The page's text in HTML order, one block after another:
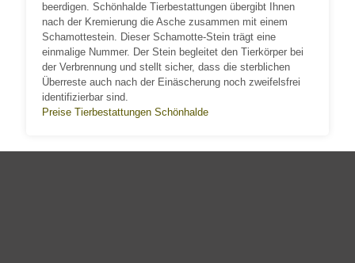
beerdigen. Schönhalde Tierbestattungen übergibt Ihnen
nach der Kremierung die Asche zusammen mit einem
Schamottestein. Dieser Schamotte-Stein trägt eine
einmalige Nummer. Der Stein begleitet den Tierkörper bei
der Verbrennung und stellt sicher, dass die sterblichen
Überreste auch nach der Einäscherung noch zweifelsfrei
identifizierbar sind.
Preise Tierbestattungen Schönhalde